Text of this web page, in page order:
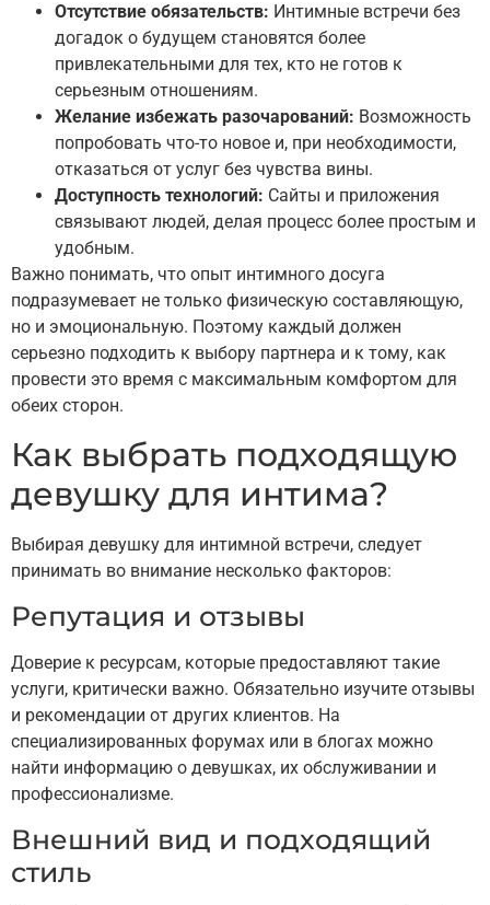
Отсутствие обязательств: Интимные встречи без
догадок о будущем становятся более
привлекательными для тех, кто не готов к
серьезным отношениям.
Желание избежать разочарований: Возможность
попробовать что-то новое и, при необходимости,
отказаться от услуг без чувства вины.
Доступность технологий: Сайты и приложения
связывают людей, делая процесс более простым и
удобным.
Важно понимать, что опыт интимного досуга
подразумевает не только физическую составляющую,
но и эмоциональную. Поэтому каждый должен
серьезно подходить к выбору партнера и к тому, как
провести это время с максимальным комфортом для
обеих сторон.
Как выбрать подходящую
девушку для интима?
Выбирая девушку для интимной встречи, следует
принимать во внимание несколько факторов:
Репутация и отзывы
Доверие к ресурсам, которые предоставляют такие
услуги, критически важно. Обязательно изучите отзывы
и рекомендации от других клиентов. На
специализированных форумах или в блогах можно
найти информацию о девушках, их обслуживании и
профессионализме.
Внешний вид и подходящий
стиль